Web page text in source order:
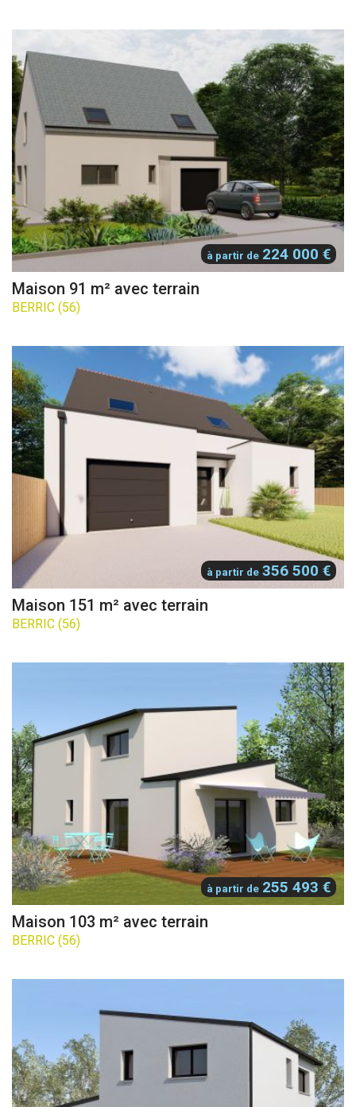
à partir de 224 000 €
Maison 91 m² avec terrain
BERRIC (56)
à partir de 356 500 €
Maison 151 m² avec terrain
BERRIC (56)
à partir de 255 493 €
Maison 103 m² avec terrain
BERRIC (56)